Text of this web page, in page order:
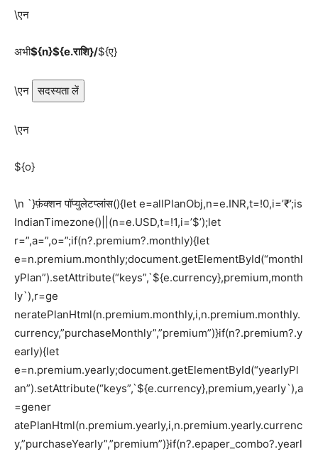
\एन
अभी${n}${e.राशि}/${ए}
\एन सदस्यता लें
\एन
${o}
\n `}फ़ंक्शन पॉप्युलेटप्लांस(){let e=allPlanObj,n=e.INR,t=!0,i=’₹’;is
IndianTimezone()||(n=e.USD,t=!1,i=’$’);let
r=”,a=”,o=”;if(n?.premium?.monthly){let
e=n.premium.monthly;document.getElementById(“monthl
yPlan”).setAttribute(“keys”,`${e.currency},premium,month
ly`),r=ge
neratePlanHtml(n.premium.monthly,i,n.premium.monthly.
currency,”purchaseMonthly”,”premium”)}if(n?.premium?.y
early){let
e=n.premium.yearly;document.getElementById(“yearlyPl
an”).setAttribute(“keys”,`${e.currency},premium,yearly`),a
=gener
atePlanHtml(n.premium.yearly,i,n.premium.yearly.currenc
y,”purchaseYearly”,”premium”)}if(n?.epaper_combo?.yearl